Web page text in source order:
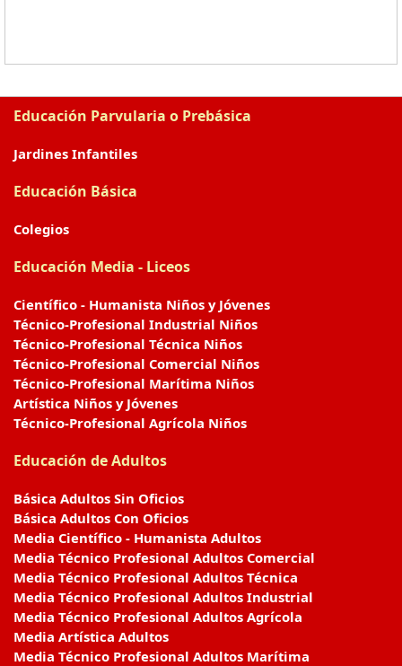
Educación Parvularia o Prebásica
Jardines Infantiles
Educación Básica
Colegios
Educación Media - Liceos
Científico - Humanista Niños y Jóvenes
Técnico-Profesional Industrial Niños
Técnico-Profesional Técnica Niños
Técnico-Profesional Comercial Niños
Técnico-Profesional Marítima Niños
Artística Niños y Jóvenes
Técnico-Profesional Agrícola Niños
Educación de Adultos
Básica Adultos Sin Oficios
Básica Adultos Con Oficios
Media Científico - Humanista Adultos
Media Técnico Profesional Adultos Comercial
Media Técnico Profesional Adultos Técnica
Media Técnico Profesional Adultos Industrial
Media Técnico Profesional Adultos Agrícola
Media Artística Adultos
Media Técnico Profesional Adultos Marítima